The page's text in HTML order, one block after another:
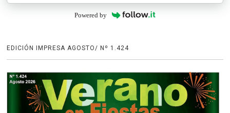
Powered by
EDICIÓN IMPRESA AGOSTO/ Nº 1.424